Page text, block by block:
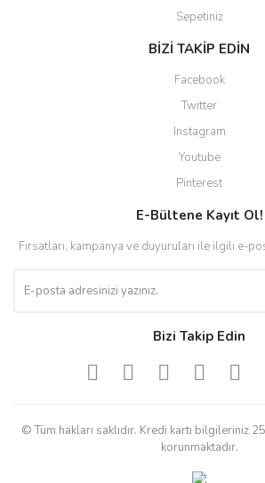
Sepetiniz
BİZİ TAKİP EDİN
Facebook
Twitter
Instagram
Youtube
Pinterest
E-Bültene Kayıt Ol!
Fırsatları, kampanya ve duyuruları ile ilgili e-
Bizi Takip Edin
© Tüm hakları saklıdır. Kredi kartı bilgileriniz
korunmaktadır.